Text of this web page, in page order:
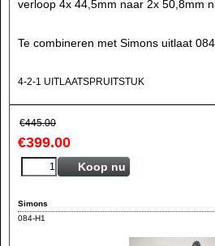
verloop 4x 44,5mm naar 2x 50,8mm
Te combineren met Simons uitlaat
4-2-1 UITLAATSPRUITSTUK
€445.00
€399.00
Koop nu
Simons
084-H1